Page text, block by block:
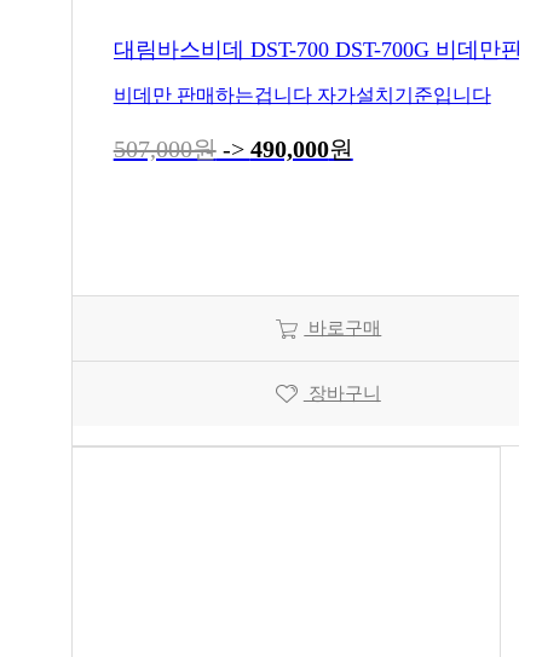
비데만 판매하는겁니다 자가설치기준입니다
507,000원-> 490,000원
바로구매
장바구니